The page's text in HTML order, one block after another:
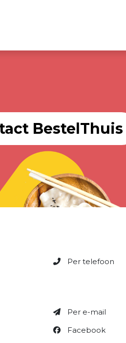
BestelThuis
Per telefoon
Per e-mail
Facebook